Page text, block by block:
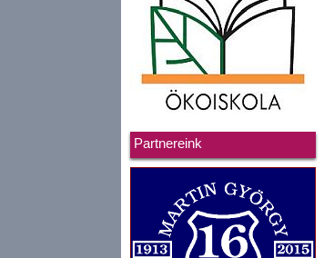
Partnereink